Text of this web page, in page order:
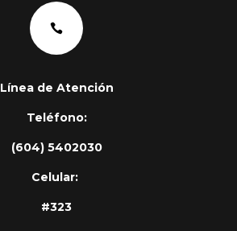

Línea de Atención
Teléfono:
(604) 5402030
Celular:
#323